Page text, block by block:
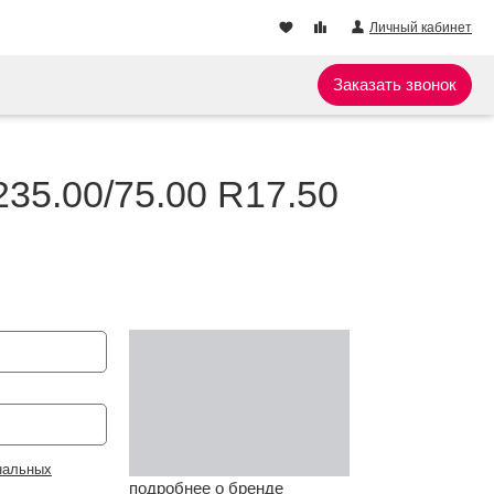
Личный кабинет
Заказать звонок
75.00 R17.50
подробнее о бренде